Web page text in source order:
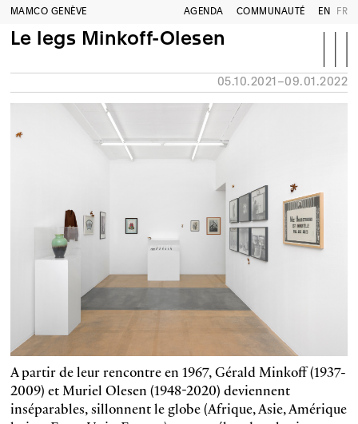
MAMCO GENÈVE AGENDA COMMUNAUTÉ EN FR
Le legs Minkoff-Olesen
05.10.2021–09.01.2022
A partir de leur rencontre en 1967, Gérald Minkoff (1937-
2009) et Muriel Olesen (1948-2020) deviennent
inséparables, sillonnent le globe (Afrique, Asie, Amérique